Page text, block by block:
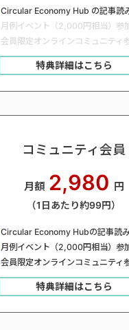
Circular Economy Hub の記事読
月例イベント（2,000円相当）参
会員限定オンラインコミュニティ
特典詳細はこちら
コミュニティ会員
月額 2,980 円
（1日あたり約99円）
Circular Economy Hubの記事読
月例イベント（2,000円相当）参
会員限定オンラインコミュニティ
特典詳細はこちら